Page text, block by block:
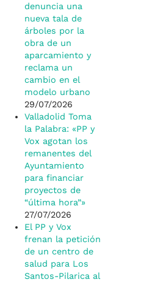
denuncia una
nueva tala de
árboles por la
obra de un
aparcamiento y
reclama un
cambio en el
modelo urbano
29/07/2026
Valladolid Toma
la Palabra: «PP y
Vox agotan los
remanentes del
Ayuntamiento
para financiar
proyectos de
“última hora”»
27/07/2026
El PP y Vox
frenan la petición
de un centro de
salud para Los
Santos-Pilarica al